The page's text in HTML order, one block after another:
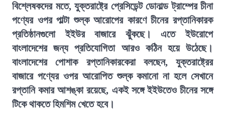
বিশ্লেষকদের মতে, যুক্তরাষ্ট্রে প্রেসিডেন্ট ডোনাল্ড ট্রাম্পের চীনা
পণ্যের ওপর পাল্টা শুল্ক আরোপের কারণে চীনের রপ্তানিকারক
প্রতিষ্ঠানগুলো ইইউর বাজারে ঝুঁকছে। এতে ইউরোপে
বাংলাদেশের জন্য প্রতিযোগিতা আরও কঠিন হয়ে উঠেছে।
বাংলাদেশের পোশাক রপ্তানিকারকেরা বলছেন, যুক্তরাষ্ট্রের
বাজারে পণ্যের ওপর আরোপিত শুল্ক কমানো না হলে সেখানে
রপ্তানি কমার আশঙ্কা রয়েছে, একই সঙ্গে ইইউতেও চীনের সঙ্গে
টিকে থাকতে হিমশিম খেতে হবে।